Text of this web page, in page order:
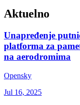
Aktuelno
Unapređenje
platforma za
na aerodromima
Opensky
Jul 16, 2025